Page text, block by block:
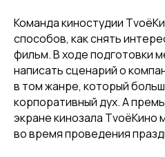
Команда киностудии
способов, как снять
фильм. В ходе подготовки
написать сценарий о
в том жанре, который
корпоративный дух. А
экране кинозала ТvоёКино
во время проведения